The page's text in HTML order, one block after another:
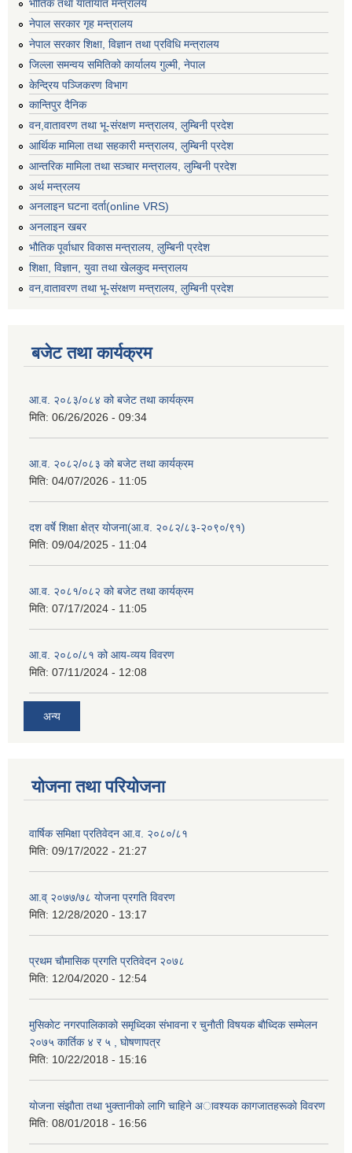
भाैतिक तथा यातायात मन्त्रालय
नेपाल सरकार गृह मन्त्रालय
नेपाल सरकार शिक्षा, विज्ञान तथा प्रविधि मन्त्रालय
जिल्ला समन्वय समितिको कार्यालय गुल्मी, नेपाल
केन्द्रिय पञ्जिकरण विभाग
कान्तिपुर दैनिक
वन,वातावरण तथा भू-संरक्षण मन्त्रालय, लुम्बिनी प्रदेश
आर्थिक मामिला तथा सहकारी मन्त्रालय, लुम्बिनी प्रदेश
आन्तरिक मामिला तथा सञ्चार मन्त्रालय, लुम्बिनी प्रदेश
अर्थ मन्त्रलय
अनलाइन घटना दर्ता(online VRS)
अनलाइन खबर
भौतिक पूर्वाधार विकास मन्त्रालय, लुम्बिनी प्रदेश
शिक्षा, विज्ञान, युवा तथा खेलकुद मन्‍‍त्रालय
वन,वातावरण तथा भू-संरक्षण मन्त्रालय, लुम्बिनी प्रदेश
बजेट तथा कार्यक्रम
आ.व. २०८३/०८४ को बजेट तथा कार्यक्रम
मिति: 06/26/2026 - 09:34
आ.व. २०८२/०८३ को बजेट तथा कार्यक्रम
मिति: 04/07/2026 - 11:05
दश वर्षे शिक्षा क्षेत्र योजना(आ.व. २०८२/८३-२०९०/९१)
मिति: 09/04/2025 - 11:04
आ.व. २०८१/०८२ को बजेट तथा कार्यक्रम
मिति: 07/17/2024 - 11:05
आ.व. २०८०/८१ को आय-व्यय विवरण
मिति: 07/11/2024 - 12:08
अन्य
योजना तथा परियोजना
वार्षिक समिक्षा प्रतिवेदन आ.व. २०८०/८१
मिति: 09/17/2022 - 21:27
आ.व् २०७७/७८ योजना प्रगति विवरण
मिति: 12/28/2020 - 13:17
प्रथम चाैमासिक प्रगति प्रतिवेदन २०७८
मिति: 12/04/2020 - 12:54
मुसिकाेट नगरपालिकाकाे समृध्दिका संभावना र चुनाैती विषयक बाैध्दिक सम्मेलन
२०७५ कार्तिक ४ र ५ , घाेषणापत्र
मिति: 10/22/2018 - 15:16
याेजना संझाैता तथा भुक्तानीकाे लागि चाहिने अावश्यक कागजातहरूकाे विवरण
मिति: 08/01/2018 - 16:56